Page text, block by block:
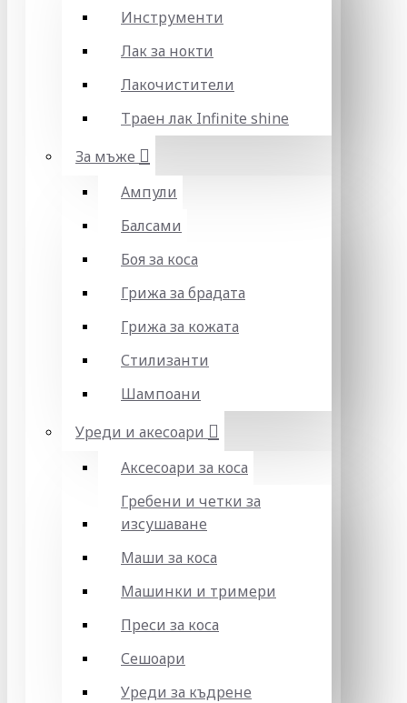
Инструменти
Лак за нокти
Лакочистители
Траен лак Infinite shine
За мъже
Ампули
Балсами
Боя за коса
Грижа за брадата
Грижа за кожата
Стилизанти
Шампоани
Уреди и акесоари
Аксесоари за коса
Гребени и четки за
изсушаване
Маши за коса
Машинки и тримери
Преси за коса
Сешоари
Уреди за къдрене